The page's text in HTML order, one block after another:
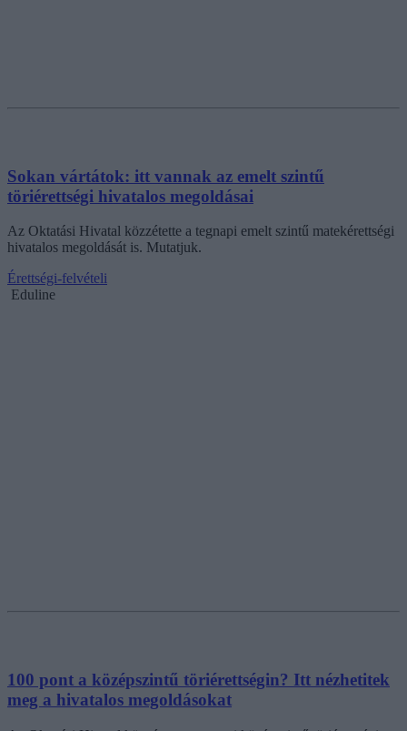
Sokan vártátok: itt vannak az emelt szintű
töriérettségi hivatalos megoldásai
Az Oktatási Hivatal közzétette a tegnapi emelt szintű matekérettségi
hivatalos megoldását is. Mutatjuk.
Érettségi-felvételi
Eduline
100 pont a középszintű töriérettségin? Itt nézhetitek
meg a hivatalos megoldásokat